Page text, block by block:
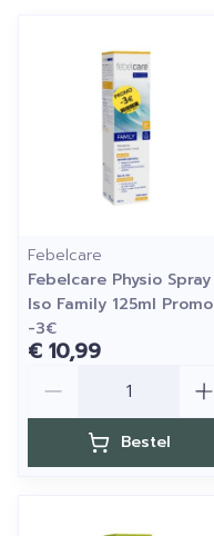
Febelcare
Febelcare Physio Spray
Iso Family 125ml Promo
-3€
€ 10,99
Bestel